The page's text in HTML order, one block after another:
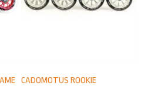
CADOMOTUS ROOKIE